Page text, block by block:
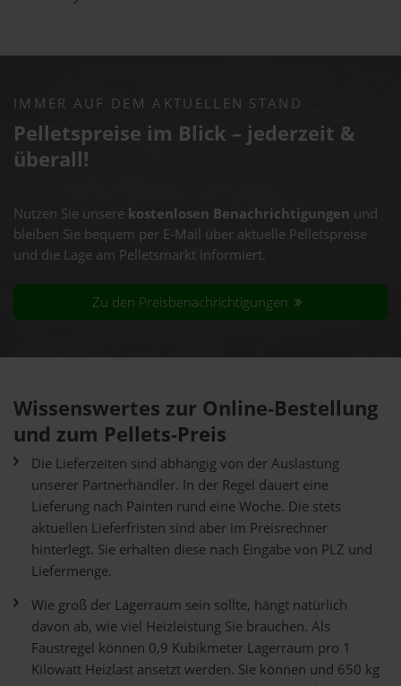
IMMER AUF DEM AKTUELLEN STAND
Pelletspreise im Blick – jederzeit &
überall!
Nutzen Sie unsere kostenlosen Benachrichtigungen und
bleiben Sie bequem per E-Mail über aktuelle Pelletspreise
und die Lage am Pelletsmarkt informiert.
Zu den Preisbenachrichtigungen
Wissenswertes zur Online-Bestellung
und zum Pellets-Preis
Die Lieferzeiten sind abhängig von der Auslastung
unserer Partnerhändler. In der Regel dauert eine
Lieferung nach Painten rund eine Woche. Die stets
aktuellen Lieferfristen sind aber im Preisrechner
hinterlegt. Sie erhalten diese nach Eingabe von PLZ und
Liefermenge.
Wie groß der Lagerraum sein sollte, hängt natürlich
davon ab, wie viel Heizleistung Sie brauchen. Als
Faustregel können 0,9 Kubikmeter Lagerraum pro 1
Kilowatt Heizlast ansetzt werden. Sie können und 650 kg